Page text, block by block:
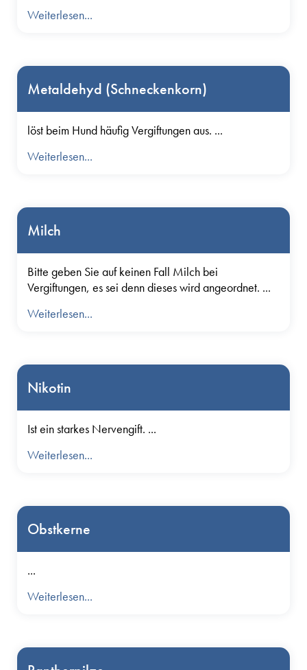
Weiterlesen...
Metaldehyd (Schneckenkorn)
löst beim Hund häufig Vergiftungen aus. ...
Weiterlesen...
Milch
Bitte geben Sie auf keinen Fall Milch bei
Vergiftungen, es sei denn dieses wird angeordnet. ...
Weiterlesen...
Nikotin
Ist ein starkes Nervengift. ...
Weiterlesen...
Obstkerne
...
Weiterlesen...